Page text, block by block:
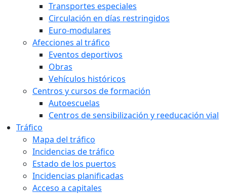
Transportes especiales
Circulación en días restringidos
Euro-modulares
Afecciones al tráfico
Eventos deportivos
Obras
Vehículos históricos
Centros y cursos de formación
Autoescuelas
Centros de sensibilización y reeducación vial
Tráfico
Mapa del tráfico
Incidencias de tráfico
Estado de los puertos
Incidencias planificadas
Acceso a capitales